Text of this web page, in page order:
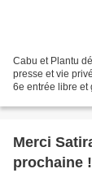
Cabu et Plantu
presse et vie
6e entrée libre et
Merci
prochaine !